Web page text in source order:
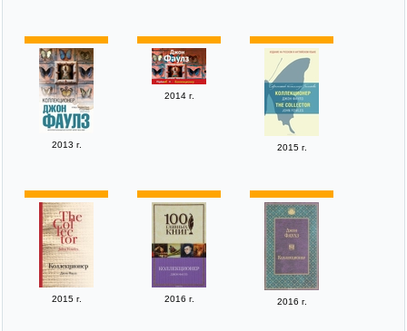
2013 г.
2014 г.
2015 г.
2015 г. 2016 г. 2016 г.